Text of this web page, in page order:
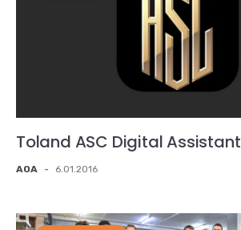
Toland ASC Digital Assistant
AOA - 6.01.2016